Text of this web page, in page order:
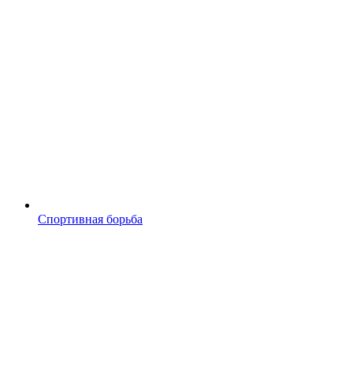
Спортивная борьба